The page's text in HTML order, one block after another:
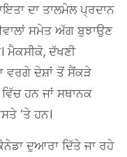
ਦਾ ਤਾਲਮੇਲ ਪ੍ਰਦਾਨ
ਸਮੇਤ ਅੱਗ ਬੁਝਾਉਣ
ਮੈਕਸੀਕੋ, ਦੱਖਣੀ
ਵਰਗੇ ਦੇਸ਼ਾਂ ਤੋਂ ਸੈਂਕੜੇ
ਹਨ ਜਾਂ ਸਥਾਨਕ
‘ਤੇ ਹਨ।
ਦੁਆਰਾ ਦਿੱਤੇ ਜਾ ਰਹੇ